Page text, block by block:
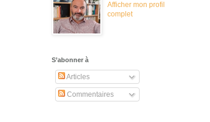
Afficher mon profil
complet
S’abonner à
Articles
Commentaires